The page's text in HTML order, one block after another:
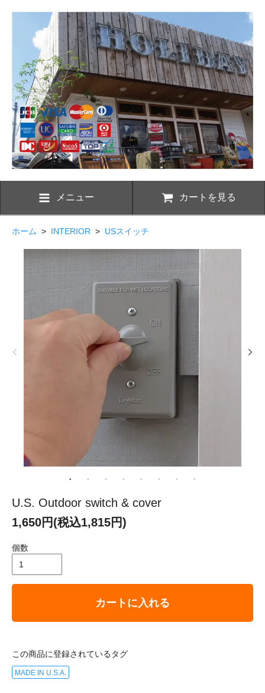
メニュー カートを見る
ホーム > INTERIOR > USスイッチ
U.S. Outdoor switch & cover
1,650円(税込1,815円)
個数
カートに入れる
この商品に登録されているタグ
MADE IN U.S.A.